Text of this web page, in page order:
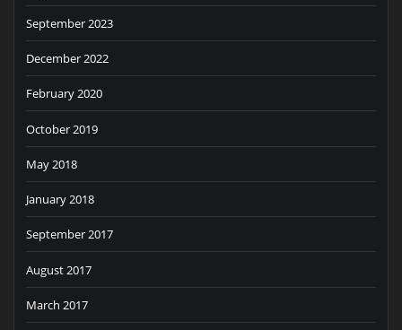
September 2023
December 2022
February 2020
October 2019
May 2018
January 2018
September 2017
August 2017
March 2017